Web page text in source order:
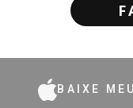
BAIXE